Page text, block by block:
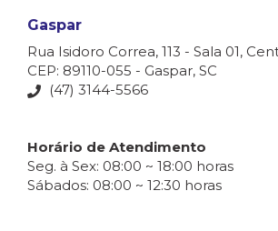
Gaspar
Rua Isidoro Correa, 113 - Sala 01,
CEP: 89110-055 - Gaspar, SC
(47) 3144-5566
Horário de Atendimento
Seg. à Sex: 08:00 ~ 18:00 horas
Sábados: 08:00 ~ 12:30 horas